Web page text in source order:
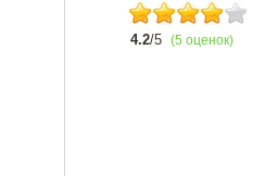
4.2/5 (5 оценок)